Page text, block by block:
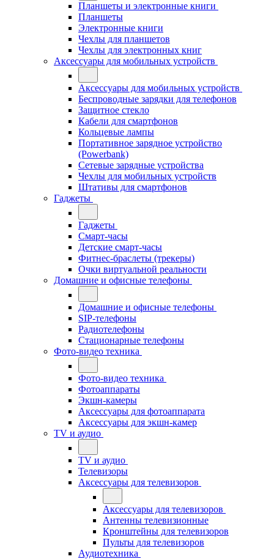
Планшеты и электронные книги
Планшеты
Электронные книги
Чехлы для планшетов
Чехлы для электронных книг
Аксессуары для мобильных устройств
Аксессуары для мобильных устройств
Беспроводные зарядки для телефонов
Защитное стекло
Кабели для смартфонов
Кольцевые лампы
Портативное зарядное устройство
(Powerbank)
Сетевые зарядные устройства
Чехлы для мобильных устройств
Штативы для смартфонов
Гаджеты
Гаджеты
Смарт-часы
Детские смарт-часы
Фитнес-браслеты (трекеры)
Очки виртуальной реальности
Домашние и офисные телефоны
Домашние и офисные телефоны
SIP-телефоны
Радиотелефоны
Стационарные телефоны
Фото-видео техника
Фото-видео техника
Фотоаппараты
Экшн-камеры
Аксессуары для фотоаппарата
Аксессуары для экшн-камер
TV и аудио
TV и аудио
Телевизоры
Аксессуары для телевизоров
Аксессуары для телевизоров
Антенны телевизионные
Кронштейны для телевизоров
Пульты для телевизоров
Аудиотехника